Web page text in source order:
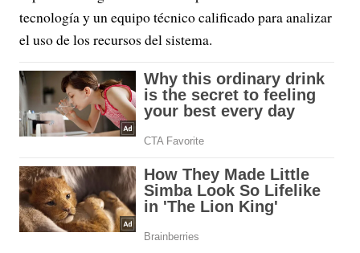
tecnología y un equipo técnico calificado para analizar
el uso de los recursos del sistema.